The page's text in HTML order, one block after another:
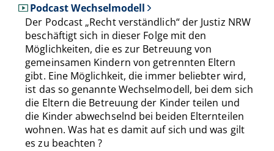
Podcast Wechselmodell
Der Podcast „Recht verständlich“ der Justiz NRW
beschäftigt sich in dieser Folge mit den
Möglichkeiten, die es zur Betreuung von
gemeinsamen Kindern von getrennten Eltern
gibt. Eine Möglichkeit, die immer beliebter wird,
ist das so genannte Wechselmodell, bei dem sich
die Eltern die Betreuung der Kinder teilen und
die Kinder abwechselnd bei beiden Elternteilen
wohnen. Was hat es damit auf sich und was gilt
es zu beachten ?